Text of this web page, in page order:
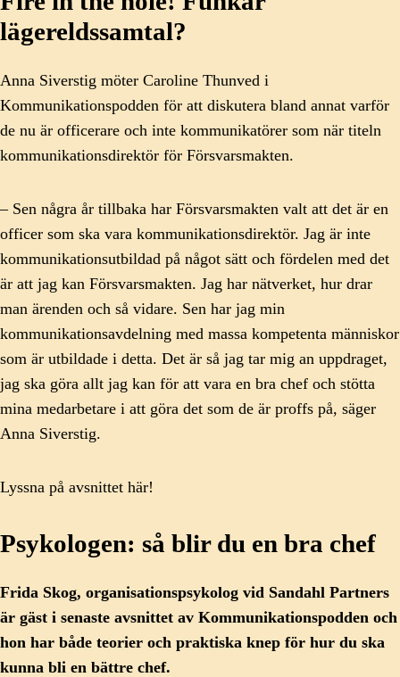
lägereldssamtal?
Anna Siverstig möter Caroline Thunved i
Kommunikationspodden för att diskutera bland annat varför
de nu är officerare och inte kommunikatörer som när titeln
kommunikationsdirektör för Försvarsmakten.
– Sen några år tillbaka har Försvarsmakten valt att det är en
officer som ska vara kommunikationsdirektör. Jag är inte
kommunikationsutbildad på något sätt och fördelen med det
är att jag kan Försvarsmakten. Jag har nätverket, hur drar
man ärenden och så vidare. Sen har jag min
kommunikationsavdelning med massa kompetenta människor
som är utbildade i detta. Det är så jag tar mig an uppdraget,
jag ska göra allt jag kan för att vara en bra chef och stötta
mina medarbetare i att göra det som de är proffs på, säger
Anna Siverstig.
Lyssna på avsnittet här!
Psykologen: så blir du en bra chef
Frida Skog, organisationspsykolog vid Sandahl Partners
är gäst i senaste avsnittet av Kommunikationspodden och
hon har både teorier och praktiska knep för hur du ska
kunna bli en bättre chef.